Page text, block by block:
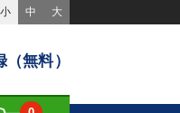
小 中 大
無料）